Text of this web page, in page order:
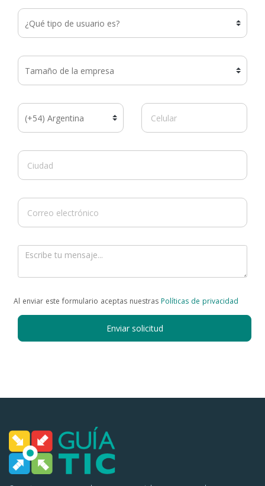
Al enviar este formulario aceptas nuestras Políticas de privacidad
Enviar solicitud